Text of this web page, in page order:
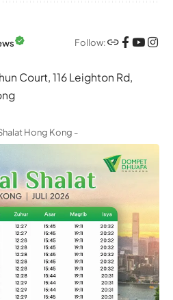
Follow:
Court, 116 Leighton Rd,
Hong Kong -